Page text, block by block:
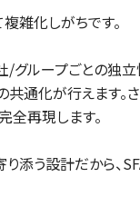
雑化しがちです。
グループごとの独立
通化が行えます。
全再現します。
添う設計だから、